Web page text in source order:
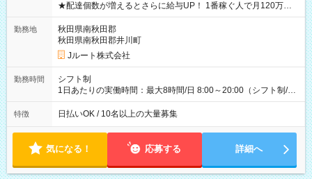
★配達個数が増えるとさらに給与UP！ 1番稼ぐ人で月120万ほ
ど！ ・主要都市エリア 月収55万円／週5日稼働 月収65万~112
万円／週6日稼働 ・地方郊外エリア 月収40万円／週5日稼働 月
収40万円~50万円／週6日稼働 ＜モデルイメージ＞ ■月収50万
円 (27歳男性/江東区在住)※元建築関係 1日150個配達×25日勤務
(日休み) ■月収80万円(43歳男性/墨田区在住)※元営業 1日200個
勤務地
秋田県南秋田郡
秋田県南秋田郡井川町
Jルート株式会社
勤務時間
シフト制
1日あたりの実働時間：最大8時間/日 8:00～20:00（シフト制/実
働8時間） ※週5日勤務（場所次第では週4も有り） ※配達状況
によって時間外での勤務可能性有り ※案件により多少の前後あ
特徴 日払いOK / 10名以上の大量募集
気になる！ 応募する 詳細へ